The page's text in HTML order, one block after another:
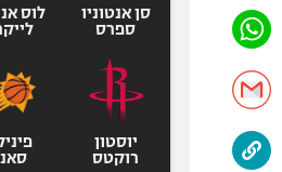
סן אנטוניו
ספרס
לוס
יוסטון
רוקטס